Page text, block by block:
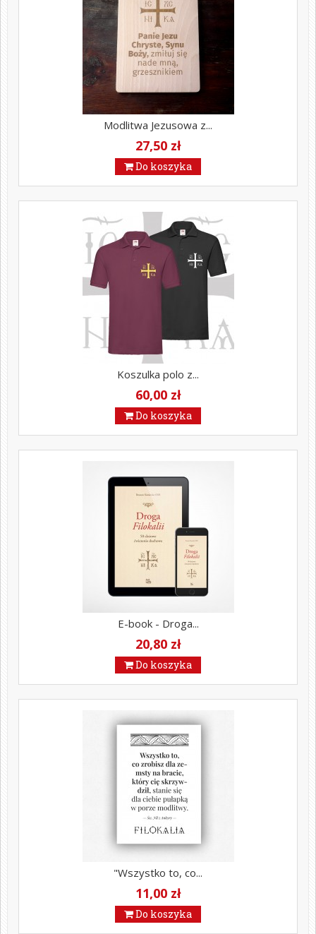
Modlitwa Jezusowa z...
27,50 zł
Do koszyka
Koszulka polo z...
60,00 zł
Do koszyka
E-book - Droga...
20,80 zł
Do koszyka
"Wszystko to, co...
11,00 zł
Do koszyka